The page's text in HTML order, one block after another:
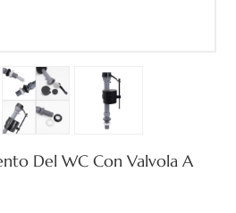
Del WC Con Valvola A